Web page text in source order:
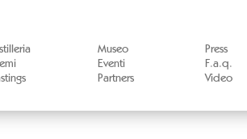
Museo
Eventi
Partners
Press
F.a.q.
Video